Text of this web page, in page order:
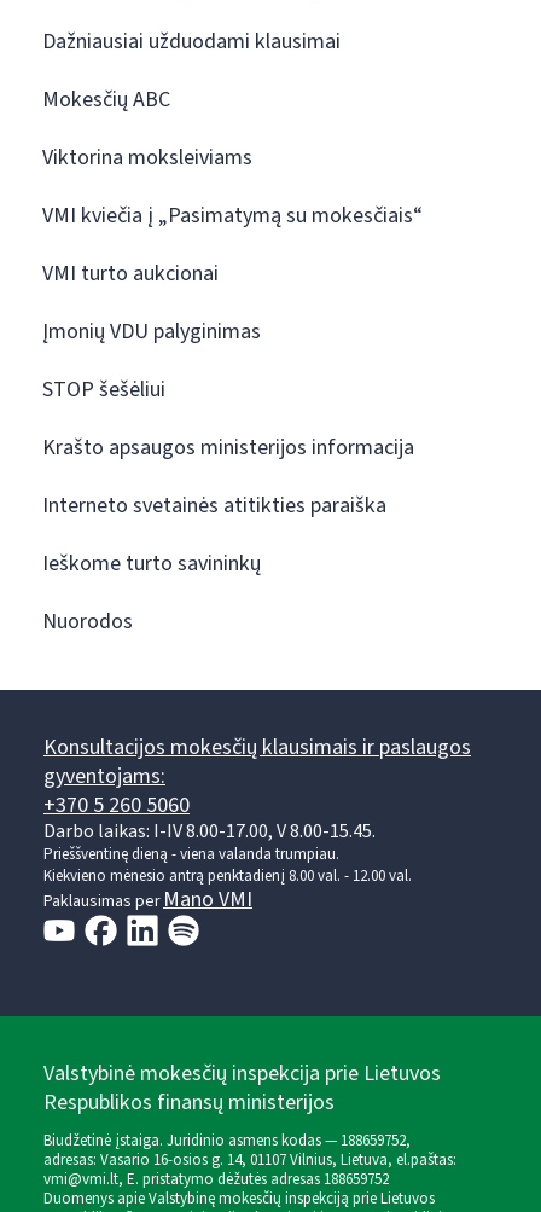
Dažniausiai užduodami klausimai
Mokesčių ABC
Viktorina moksleiviams
VMI kviečia į „Pasimatymą su mokesčiais“
VMI turto aukcionai
Įmonių VDU palyginimas
STOP šešėliui
Krašto apsaugos ministerijos informacija
Interneto svetainės atitikties paraiška
Ieškome turto savininkų
Nuorodos
Konsultacijos mokesčių klausimais ir paslaugos
gyventojams:
+370 5 260 5060
Darbo laikas: I-IV 8.00-17.00, V 8.00-15.45.
Prieššventinę dieną - viena valanda trumpiau.
Kiekvieno mėnesio antrą penktadienį 8.00 val. - 12.00 val.
Paklausimas perMano VMI
Valstybinė mokesčių inspekcija prie Lietuvos
Respublikos finansų ministerijos
Biudžetinė įstaiga. Juridinio asmens kodas — 188659752,
adresas: Vasario 16-osios g. 14, 01107 Vilnius, Lietuva, el.paštas:
vmi@vmi.lt, E. pristatymo dėžutės adresas 188659752
Duomenys apie Valstybinę mokesčių inspekciją prie Lietuvos